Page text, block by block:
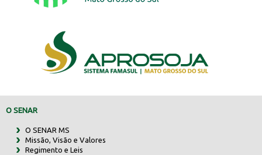
O SENAR
O SENAR MS
Missão, Visão e Valores
Regimento e Leis